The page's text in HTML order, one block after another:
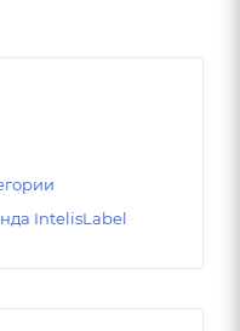
IntelisLabel